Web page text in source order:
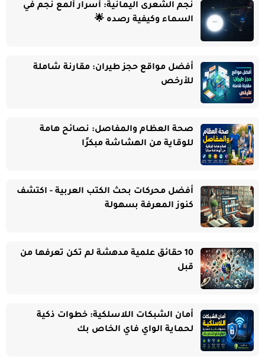
نجم الشعرى اليمانية: أسرار ألمع نجم في
السماء وكيفية رصده 🌟
أفضل مواقع حجز طيران: مقارنة شاملة
للأرخص
صحة العظام والمفاصل: نصائح هامة
للوقاية من الهشاشة مبكرًا
أفضل محركات بحث الكتب العربية - اكتشف
كنوز المعرفة بسهولة
10 حقائق علمية مدهشة لم تكن تعرفها من
قبل
أمان الشبكات اللاسلكية: خطوات ذكية
لحماية الواي فاي الخاص بك